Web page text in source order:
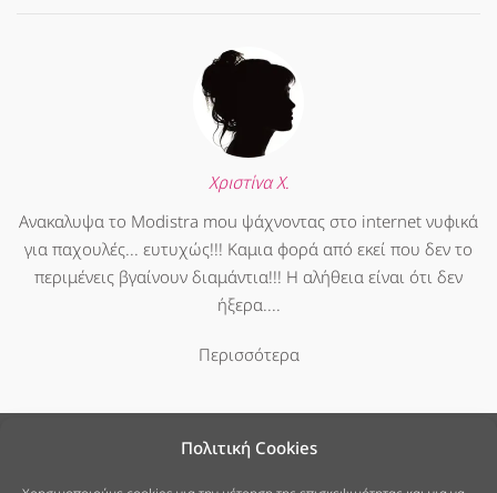
Πολιτική Cookies
Χριστίνα Χ.
Ανακαλυψα το Modistra mou ψάχνοντας στο internet νυφικά
για παχουλές... ευτυχώς!!! Καμια φορά από εκεί που δεν το
περιμένεις βγαίνουν διαμάντια!!! Η αλήθεια είναι ότι δεν
ήξερα....
Περισσότερα